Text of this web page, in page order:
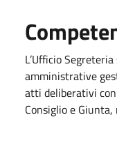
L’Ufficio
amministrative
atti deliberativi
Consiglio e